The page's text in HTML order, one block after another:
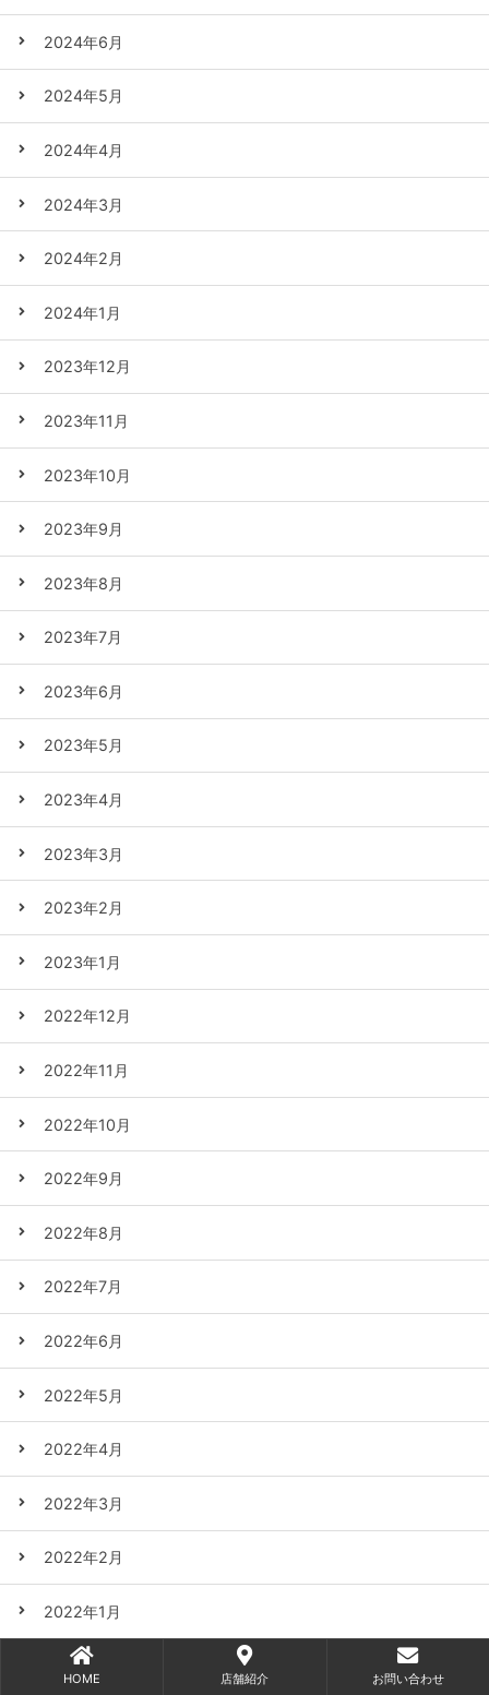
2024年6月
2024年5月
2024年4月
2024年3月
2024年2月
2024年1月
2023年12月
2023年11月
2023年10月
2023年9月
2023年8月
2023年7月
2023年6月
2023年5月
2023年4月
2023年3月
2023年2月
2023年1月
2022年12月
2022年11月
2022年10月
2022年9月
2022年8月
2022年7月
2022年6月
2022年5月
2022年4月
2022年3月
2022年2月
2022年1月
2021年12月
HOME 店舗紹介 お問い合わせ